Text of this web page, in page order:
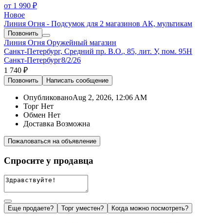
от 1 990 ₽
Новое
Линия Огня - Подсумок для 2 магазинов АК, мультикам
Позвонить
Линия Огня Оружейный магазин
Санкт-Петербург, Средний пр. В.О., 85, лит. У, пом. 95Н
Санкт-Петербург8/2/26
1 740 ₽
Позвонить Написать сообщение
ОпубликованоAug 2, 2026, 12:06 AM
Торг Нет
Обмен Нет
Доставка Возможна
Пожаловаться на объявление
Спросите у продавца
Еще продаете? Торг уместен? Когда можно посмотреть?